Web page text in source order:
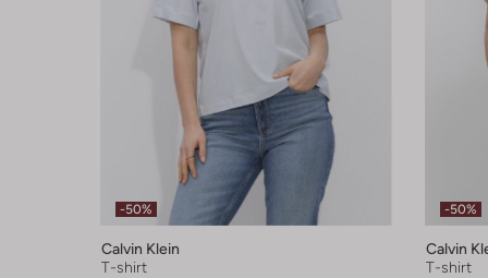
-50%
Calvin Klein
T-shirt
-50%
Calvin
T-shirt